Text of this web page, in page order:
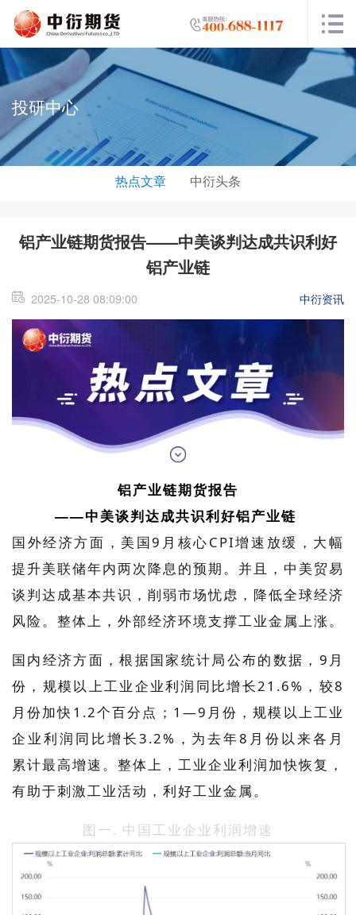
投研中心
热点文章 中衍头条
铝产业链期货报告——中美谈判达成共识利好
铝产业链
2025-10-28 08:09:00 中衍资讯
铝产业链期货报告
——中美谈判达成共识利好铝产业链
国外经济方面，美国9月核心CPI增速放缓，大幅
提升美联储年内两次降息的预期。并且，中美贸易
谈判达成基本共识，削弱市场忧虑，降低全球经济
风险。整体上，外部经济环境支撑工业金属上涨。
国内经济方面，根据国家统计局公布的数据，9月
份，规模以上工业企业利润同比增长21.6%，较8
月份加快1.2个百分点；1—9月份，规模以上工业
企业利润同比增长3.2%，为去年8月份以来各月
累计最高增速。整体上，工业企业利润加快恢复，
有助于刺激工业活动，利好工业金属。
图一. 中国工业企业利润增速